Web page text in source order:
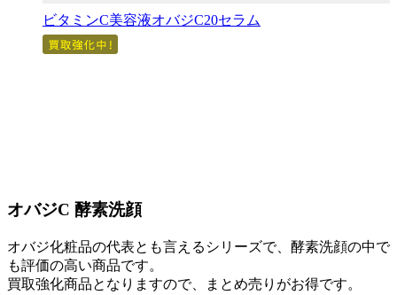
ビタミンC美容液オバジC20セラム
オバジC 酵素洗顔
オバジ化粧品の代表とも言えるシリーズで、酵素洗顔の中で
も評価の高い商品です。
買取強化商品となりますので、まとめ売りがお得です。